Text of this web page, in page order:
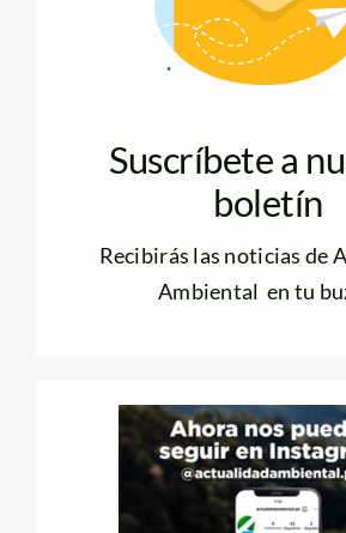
Suscríbete a
boletín
Recibirás las noticias de
Ambiental en tu